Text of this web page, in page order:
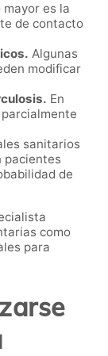
mayor es la
de contacto
Algunas
modificar
En
sanitarios
pacientes
de
como
para